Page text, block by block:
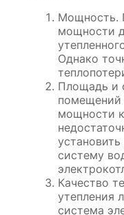
Мощность.
мощности
Однако
Площадь и
помещений
мощности
систему
Качество
утепления
система